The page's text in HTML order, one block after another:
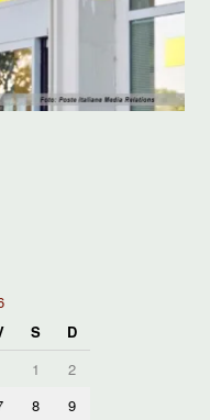
S
D
1
2
8
9